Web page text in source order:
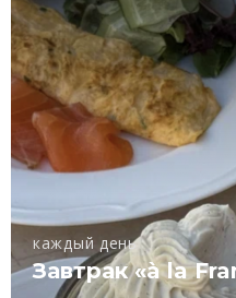
каждый день
Завтрак «à la